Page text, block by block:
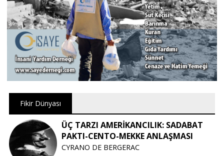
Fikir Dünyası
ÜÇ TARZI AMERİKANCILIK: SADABAT
PAKTI-CENTO-MEKKE ANLAŞMASI
CYRANO DE BERGERAC